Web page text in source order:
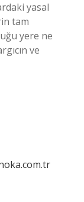
yasal
tam
yere ne
ve